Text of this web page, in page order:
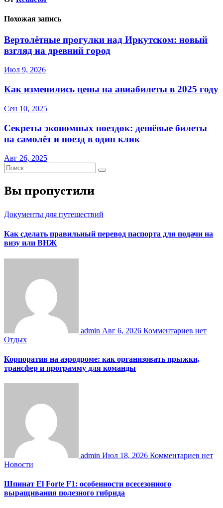
Похожая запись
Вертолётные прогулки над Иркутском: новый
взгляд на древний город
Июл 9, 2026
Как изменились цены на авиабилеты в 2025 году
Сен 10, 2025
Секреты экономных поездок: дешёвые билеты
на самолёт и поезд в один клик
Авг 26, 2025
Вы пропустили
Документы для путешествий
Как сделать правильный перевод паспорта для подачи на
визу или ВНЖ
admin Авг 6, 2026 Комментариев нет
Отдых
Корпоратив на аэродроме: как организовать прыжки,
трансфер и программу для команды
admin Июл 18, 2026 Комментариев нет
Новости
Шпинат El Forte F1: особенности всесезонного
выращивания полезного гибрида